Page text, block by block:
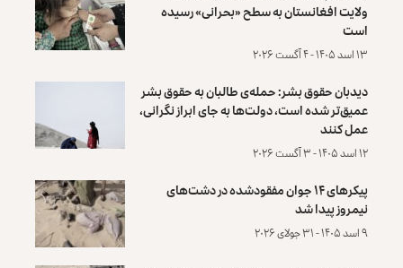
ولایت افغانستان به سطح «بحرانی» رسیده
است
۱۳ اسد ۱۴۰۵ - ۴ آگست ۲۰۲۶
دیدبان حقوق بشر: حمله‌ی طالبان به حقوق بشر
عمیق‌تر شده است، دولت‌ها به جای ابراز نگرانی،
عمل کنند
۱۲ اسد ۱۴۰۵ - ۳ آگست ۲۰۲۶
پیکرهای ۱۴ جوان مفقودشده در دشت‌های
نیمروز پیدا شد
۹ اسد ۱۴۰۵ - ۳۱ جولای ۲۰۲۶